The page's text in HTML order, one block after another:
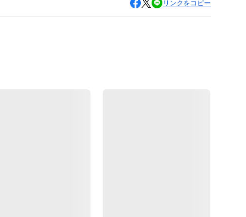
リンクをコピー